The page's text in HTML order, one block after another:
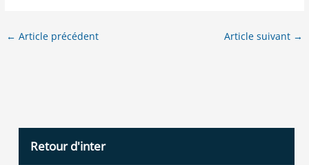
← Article précédent Article suivant →
Retour d'inter